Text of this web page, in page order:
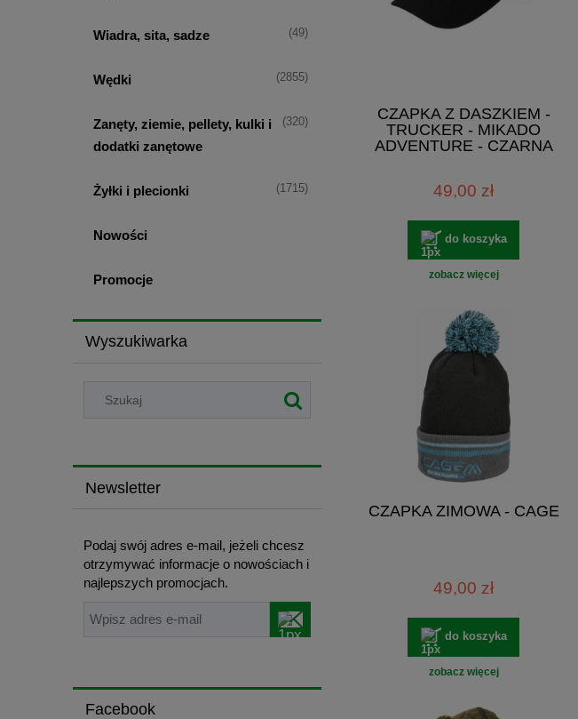
Wiadra, sita, sadze (49)
Wędki (2855)
Zanęty, ziemie, pellety, kulki i
dodatki zanętowe
(320)
Żyłki i plecionki (1715)
Nowości
Promocje
Wyszukiwarka
Newsletter
Podaj swój adres e-mail, jeżeli chcesz
otrzymywać informacje o nowościach i
najlepszych promocjach.
Facebook
CZAPKA Z DASZKIEM -
TRUCKER - MIKADO
ADVENTURE - CZARNA
49,00 zł
do koszyka
zobacz więcej
CZAPKA ZIMOWA - CAGE
49,00 zł
do koszyka
zobacz więcej